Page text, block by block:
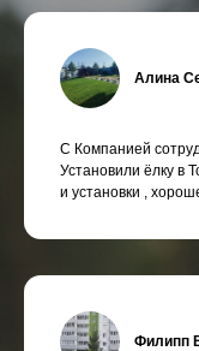
Алина
С Компанией
Установили ёлку в
и установки ,
Филипп